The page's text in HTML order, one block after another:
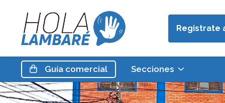
Registrate
Guía comercial Secciones